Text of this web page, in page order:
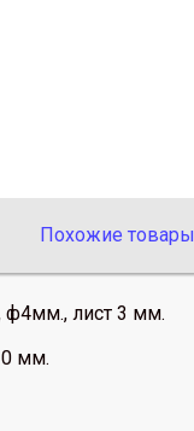
Похожие товары
лист 3 мм.
мм.